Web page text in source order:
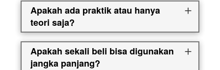
Apakah ada praktik atau hanya
teori saja?
Apakah sekali beli bisa digunakan
jangka panjang?